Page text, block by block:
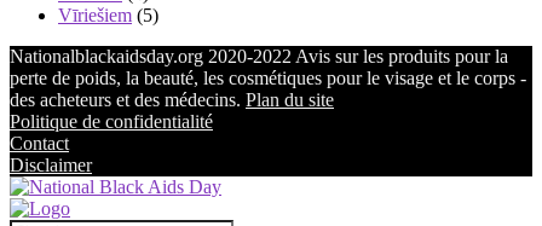
Vīriešiem (5)
Nationalblackaidsday.org 2020-2022 Avis sur les produits pour la
perte de poids, la beauté, les cosmétiques pour le visage et le corps -
des acheteurs et des médecins. Plan du site
Politique de confidentialité
Contact
Disclaimer